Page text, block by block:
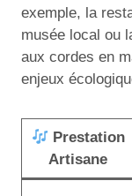
exemple, la
musée local ou
aux cordes en
enjeux
Prestation
Artisane